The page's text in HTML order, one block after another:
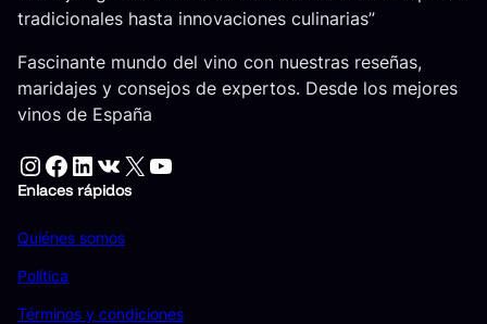
tradicionales hasta innovaciones culinarias”
Fascinante mundo del vino con nuestras reseñas,
maridajes y consejos de expertos. Desde los mejores
vinos de España
Instagram Facebook LinkedIn VK X YouTube
Enlaces rápidos
Quiénes somos
Política
Términos y condiciones